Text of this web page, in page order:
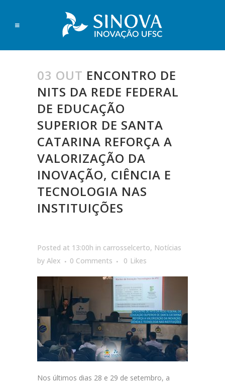
03 OUT ENCONTRO DE
NITS DA REDE FEDERAL
DE EDUCAÇÃO
SUPERIOR DE SANTA
CATARINA REFORÇA A
VALORIZAÇÃO DA
INOVAÇÃO, CIÊNCIA E
TECNOLOGIA NAS
INSTITUIÇÕES
Posted at 13:00h in carrosselcerto, Notícias
by Alex 0 Comments 0 Likes
Nos últimos dias 28 e 29 de setembro, a